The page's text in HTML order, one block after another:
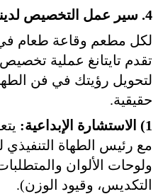
4. سير عمل التخصيص لدينا
لكل مطعم وقاعة طعام
تقدم تايتانغ عملية
لتحويل رؤيتك في فن
حقيقية.
1) الاستشارة الإبداعية:
مع رئيس الطهاة التنفيذي
ولوحات الألوان
التكديس، وقيود الوزن).